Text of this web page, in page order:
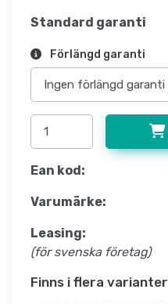
Standard garanti
Förlängd garanti
Ean kod:
Varumärke:
Leasing:
(för svenska företag)
Finns i flera varianter